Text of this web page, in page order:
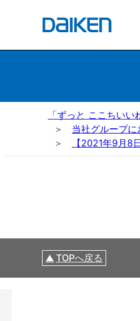
「ずっと ここちい
当社グループ
【2021年9月8
TOPへ戻る